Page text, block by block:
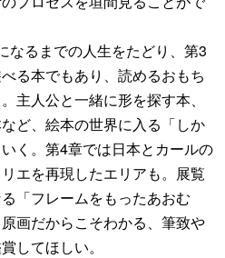
なるまでの人生をたどり、第3
る本でもあり、読めるおもち
主人公と一緒に形を探す本、
ど、絵本の世界に入る「しか
く。第4章では日本とカールの
エを再現したエリアも。展覧
「フレームをもったあおむ
画だからこそわかる、筆致や
してほしい。